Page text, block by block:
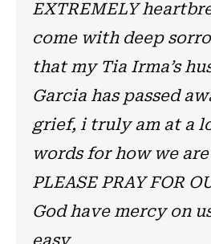
EXTREMELY
come with deep
that my Tia Irma’s
Garcia has passed
grief, i truly am at a
words for how we
PLEASE PRAY FOR
God have mercy on
easy